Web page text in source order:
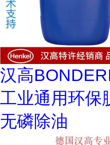
汉高
工业通用环保
无磷除油